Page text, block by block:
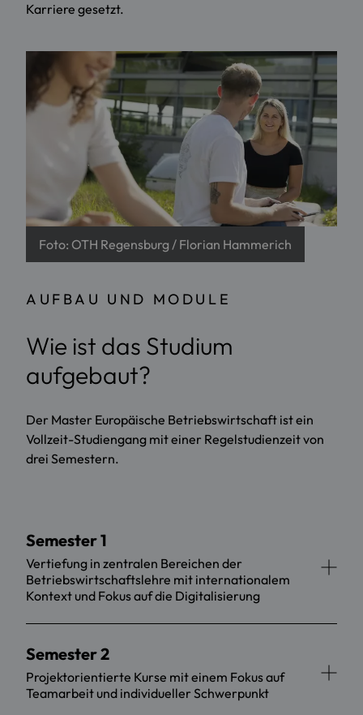
Karriere gesetzt.
Foto: OTH Regensburg / Florian Hammerich
AUFBAU UND MODULE
Wie ist das Studium
aufgebaut?
Der Master Europäische Betriebswirtschaft ist ein
Vollzeit-Studiengang mit einer Regelstudienzeit von
drei Semestern.
Semester 1
Vertiefung in zentralen Bereichen der
Betriebswirtschaftslehre mit internationalem
Kontext und Fokus auf die Digitalisierung
Semester 2
Projektorientierte Kurse mit einem Fokus auf
Teamarbeit und individueller Schwerpunkt